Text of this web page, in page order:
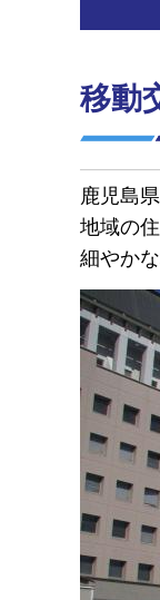
移動
鹿児島
地域の
細やか